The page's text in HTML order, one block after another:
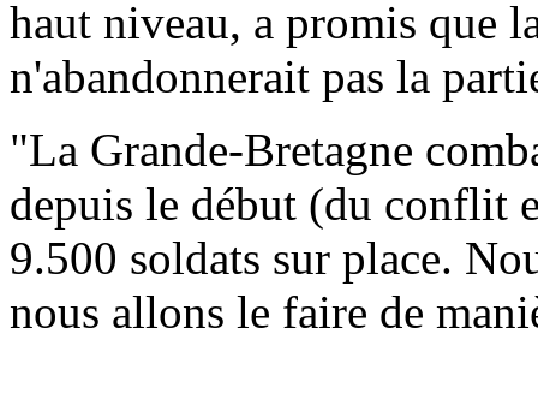
haut niveau, a promis que
n'abandonnerait pas la
"La Grande-Bretagne
depuis le début (du conflit
9.500 soldats sur place.
nous allons le faire de